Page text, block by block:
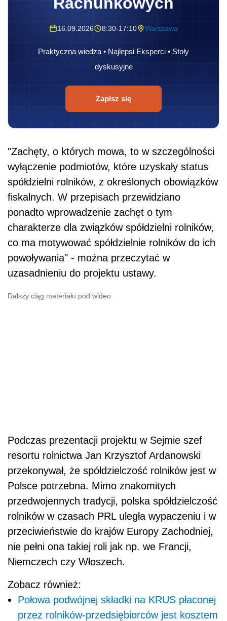
16.09.2026 8:30-17:10 Warszawa
Praktyczna wiedza • Najlepsi Eksperci • Stoły
dyskusyjne
Zapisz się
"Zachęty, o których mowa, to w szczególności
wyłączenie podmiotów, które uzyskały status
spółdzielni rolników, z określonych obowiązków
fiskalnych. W przepisach przewidziano
ponadto wprowadzenie zachęt o tym
charakterze dla związków spółdzielni rolników,
co ma motywować spółdzielnie rolników do ich
powoływania" - można przeczytać w
uzasadnieniu do projektu ustawy.
Dalszy ciąg materiału pod wideo
Podczas prezentacji projektu w Sejmie szef
resortu rolnictwa Jan Krzysztof Ardanowski
przekonywał, że spółdzielczość rolników jest w
Polsce potrzebna. Mimo znakomitych
przedwojennych tradycji, polska spółdzielczość
rolników w czasach PRL uległa wypaczeniu i w
przeciwieństwie do krajów Europy Zachodniej,
nie pełni ona takiej roli jak np. we Francji,
Niemczech czy Włoszech.
Zobacz również:
Połowa podwójnej składki na KRUS płaconej
przez rolników-przedsiębiorców jest kosztem